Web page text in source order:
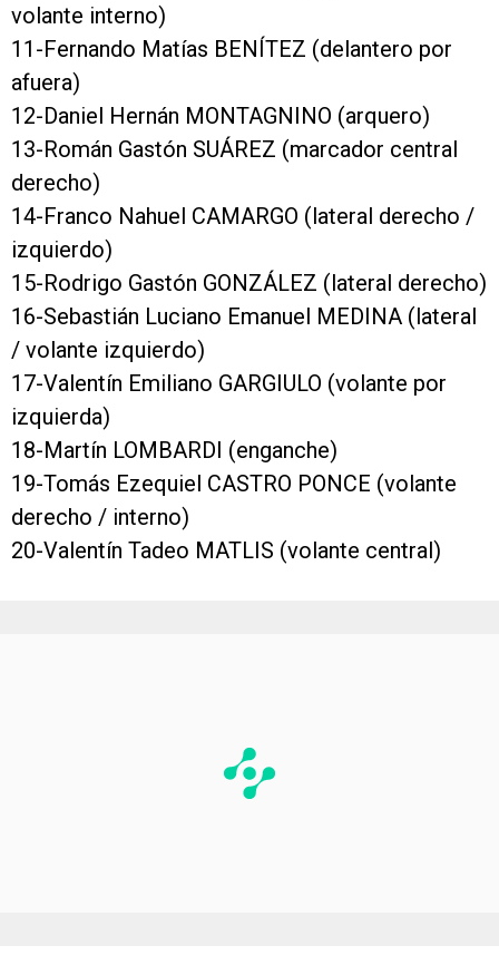
volante interno)
11-Fernando Matías BENÍTEZ (delantero por
afuera)
12-Daniel Hernán MONTAGNINO (arquero)
13-Román Gastón SUÁREZ (marcador central
derecho)
14-Franco Nahuel CAMARGO (lateral derecho /
izquierdo)
15-Rodrigo Gastón GONZÁLEZ (lateral derecho)
16-Sebastián Luciano Emanuel MEDINA (lateral
/ volante izquierdo)
17-Valentín Emiliano GARGIULO (volante por
izquierda)
18-Martín LOMBARDI (enganche)
19-Tomás Ezequiel CASTRO PONCE (volante
derecho / interno)
20-Valentín Tadeo MATLIS (volante central)